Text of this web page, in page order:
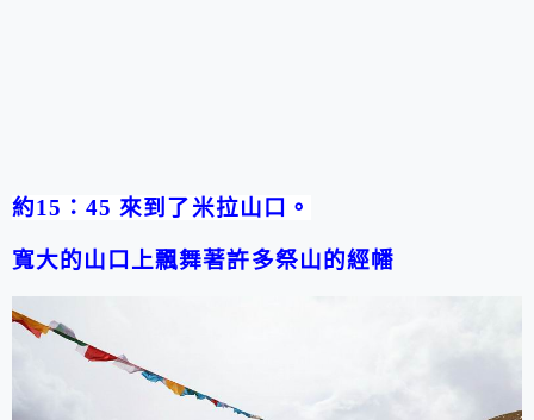
約15：45 來到了米拉山口。
寬大的山口上飄舞著許多祭山的經幡